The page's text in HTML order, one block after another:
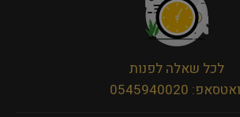
לכל שאלה לפנות
0545940020